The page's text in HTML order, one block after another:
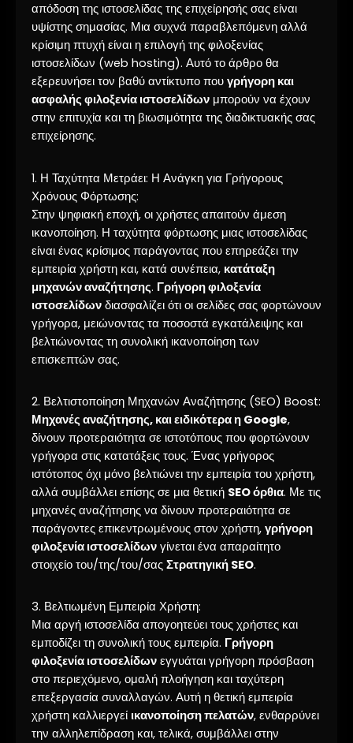
απόδοση της ιστοσελίδας της επιχείρησής σας είναι
υψίστης σημασίας. Μια συχνά παραβλεπόμενη αλλά
κρίσιμη πτυχή είναι η επιλογή της φιλοξενίας
ιστοσελίδων (web hosting). Αυτό το άρθρο θα
εξερευνήσει τον βαθύ αντίκτυπο που γρήγορη και
ασφαλής φιλοξενία ιστοσελίδων μπορούν να έχουν
στην επιτυχία και τη βιωσιμότητα της διαδικτυακής σας
επιχείρησης.
1. Η Ταχύτητα Μετράει: Η Ανάγκη για Γρήγορους
Χρόνους Φόρτωσης:
Στην ψηφιακή εποχή, οι χρήστες απαιτούν άμεση
ικανοποίηση. Η ταχύτητα φόρτωσης μιας ιστοσελίδας
είναι ένας κρίσιμος παράγοντας που επηρεάζει την
εμπειρία χρήστη και, κατά συνέπεια, κατάταξη
μηχανών αναζήτησης. Γρήγορη φιλοξενία
ιστοσελίδων διασφαλίζει ότι οι σελίδες σας φορτώνουν
γρήγορα, μειώνοντας τα ποσοστά εγκατάλειψης και
βελτιώνοντας τη συνολική ικανοποίηση των
επισκεπτών σας.
2. Βελτιστοποίηση Μηχανών Αναζήτησης (SEO) Boost:
Μηχανές αναζήτησης, και ειδικότερα η Google,
δίνουν προτεραιότητα σε ιστοτόπους που φορτώνουν
γρήγορα στις κατατάξεις τους. Ένας γρήγορος
ιστότοπος όχι μόνο βελτιώνει την εμπειρία του χρήστη,
αλλά συμβάλλει επίσης σε μια θετική SEO όρθια. Με τις
μηχανές αναζήτησης να δίνουν προτεραιότητα σε
παράγοντες επικεντρωμένους στον χρήστη, γρήγορη
φιλοξενία ιστοσελίδων γίνεται ένα απαραίτητο
στοιχείο του/της/του/σας Στρατηγική SEO.
3. Βελτιωμένη Εμπειρία Χρήστη:
Μια αργή ιστοσελίδα απογοητεύει τους χρήστες και
εμποδίζει τη συνολική τους εμπειρία. Γρήγορη
φιλοξενία ιστοσελίδων εγγυάται γρήγορη πρόσβαση
στο περιεχόμενο, ομαλή πλοήγηση και ταχύτερη
επεξεργασία συναλλαγών. Αυτή η θετική εμπειρία
χρήστη καλλιεργεί ικανοποίηση πελατών, ενθαρρύνει
την αλληλεπίδραση και, τελικά, συμβάλλει στην